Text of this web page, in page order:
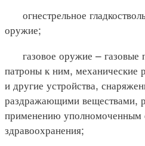
огнестрельное
оружие;
газовое оружие – газовые
патроны к ним, механические
и другие устройства,
раздражающими веществами,
применению уполномоченным
здравоохранения;